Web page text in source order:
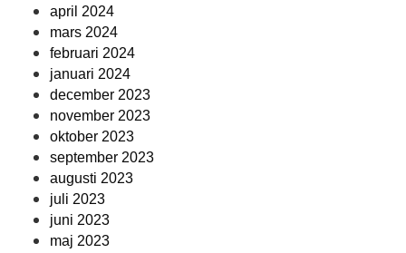
april 2024
mars 2024
februari 2024
januari 2024
december 2023
november 2023
oktober 2023
september 2023
augusti 2023
juli 2023
juni 2023
maj 2023